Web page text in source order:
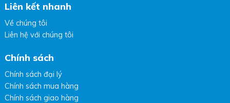
Liên kết nhanh
Về chúng tôi
Liên hệ với chúng tôi
Chính sách
Chính sách đại lý
Chính sách mua hàng
Chính sách giao hàng